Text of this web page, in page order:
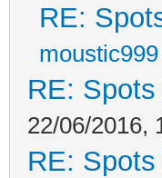
RE:
moustic999
RE:
22/06/2016,
RE: